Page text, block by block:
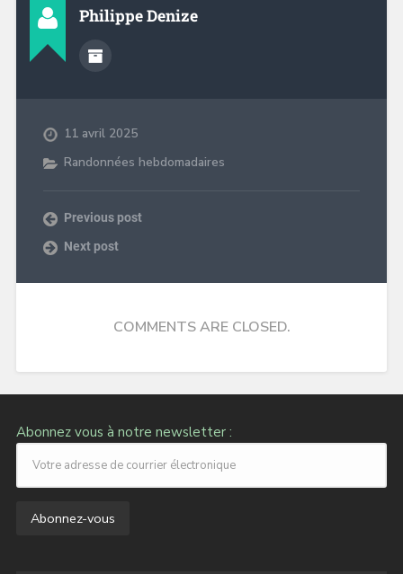
Philippe Denize
11 avril 2025
Randonnées hebdomadaires
Previous post
Next post
COMMENTS ARE CLOSED.
Abonnez vous à notre newsletter :